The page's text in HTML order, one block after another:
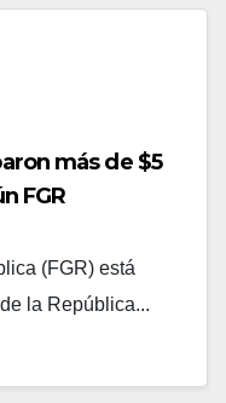
más de $5
FGR
(FGR) está
la República...